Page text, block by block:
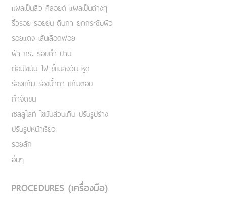
แผลเป็นสิว คีลอยด์ แผลเป็นต่างๆ
ริ้วรอย รอยย่น ตีนกา ยกกระชับผิว
รอยแดง เส้นเลือดฟอย
ฝ้า กระ รอยดำ ปาน
ต่อมไขมัน ไฝ ขี้แมลงวัน หูด
ร่องแก้ม ร่องน้ำตา แก้มตอบ
กำจัดขน
เชลลูไลท์ ไขมันส่วนเกิน ปรับรูปร่าง
ปรับรูปหน้าเรียว
รอยสัก
อื่นๆ
PROCEDURES (เครื่องมือ)